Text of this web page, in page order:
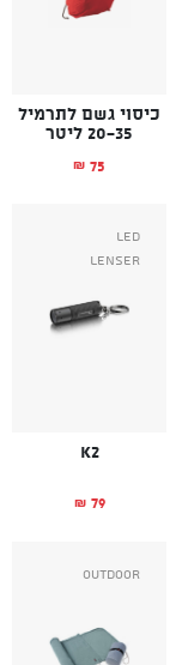
כיסוי גשם לתרמיל
20-35 ליטר
₪ 75
Led
Lenser
K2
₪ 79
Outdoor